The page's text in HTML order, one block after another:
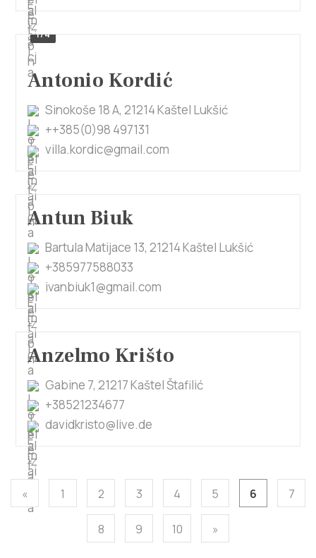
1/4
Antonio Kordić
Sinokoše 18 A, 21214 Kaštel Lukšić
++385(0)98 497131
villa.kordic@gmail.com
Antun Biuk
Bartula Matijace 13, 21214 Kaštel Lukšić
+385977588033
ivanbiuk1@gmail.com
Anzelmo Krišto
Gabine 7, 21217 Kaštel Štafilić
+38521234677
davidkristo@live.de
« 1 2 3 4 5 6 7
8 9 10 »